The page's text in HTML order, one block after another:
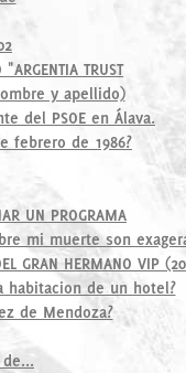
TRUST
y apellido)
del PSOE en Álava.
febrero de 1986?
UN PROGRAMA
mi muerte son
GRAN HERMANO VIP
habitacion de un hotel?
de Mendoza?
de...